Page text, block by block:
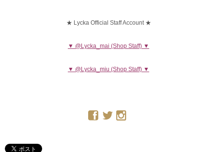
★ Lycka Official Staff Account ★
▼ @Lycka_mai (Shop Staff) ▼
▼ @Lycka_miu (Shop Staff) ▼